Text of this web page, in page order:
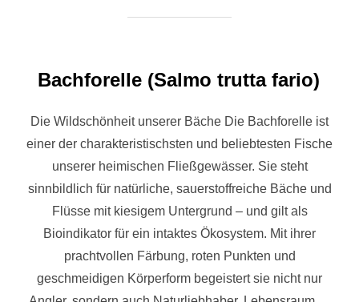
Bachforelle (Salmo trutta fario)
Die Wildschönheit unserer Bäche Die Bachforelle ist
einer der charakteristischsten und beliebtesten Fische
unserer heimischen Fließgewässer. Sie steht
sinnbildlich für natürliche, sauerstoffreiche Bäche und
Flüsse mit kiesigem Untergrund – und gilt als
Bioindikator für ein intaktes Ökosystem. Mit ihrer
prachtvollen Färbung, roten Punkten und
geschmeidigen Körperform begeistert sie nicht nur